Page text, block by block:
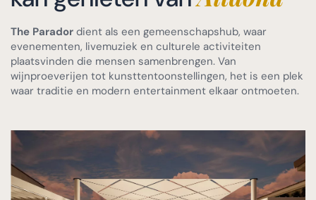
The Parador dient als een gemeenschapshub, waar
evenementen, livemuziek en culturele activiteiten
plaatsvinden die mensen samenbrengen. Van
wijnproeverijen tot kunsttentoonstellingen, het is een plek
waar traditie en modern entertainment elkaar ontmoeten.